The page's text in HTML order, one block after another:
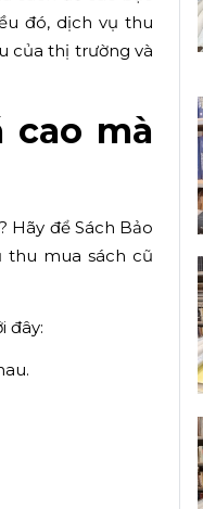
đó, dịch vụ thu
của thị trường và
cao mà
Hãy để Sách Bảo
thu mua sách cũ
đây: